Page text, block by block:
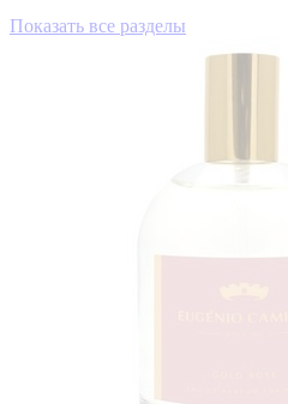
Показать все разделы